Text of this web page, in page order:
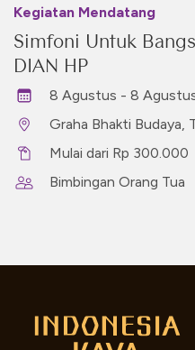
Kegiatan Mendatang
Simfoni Untuk
DIAN HP
8 Agustus - 8
Graha Bhakti Budaya,
Mulai dari Rp 300.000
Bimbingan Orang Tua